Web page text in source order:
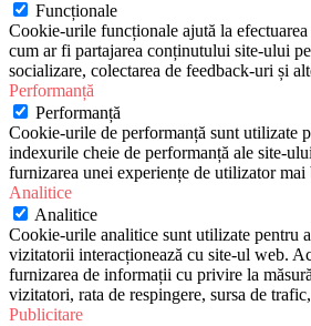
Funcționale
Cookie-urile funcționale ajută la
cum ar fi partajarea conținutului site-ului
socializare, colectarea de feedback-uri și
Performanță
Performanță
Cookie-urile de performanță sunt utilizate
indexurile cheie de performanță ale site-
furnizarea unei experiențe de utilizator
Analitice
Analitice
Cookie-urile analitice sunt utilizate pentru
vizitatorii interacționează cu site-ul web.
furnizarea de informații cu privire la
vizitatori, rata de respingere, sursa de
Publicitare